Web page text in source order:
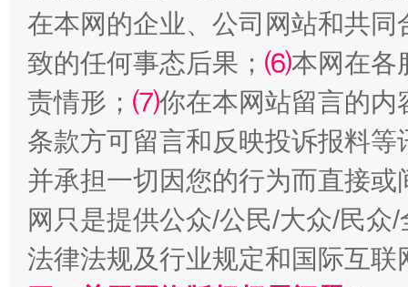
在本网的企业、公司网站和共
致的任何事态后果； ⑹本网在各
责情形； ⑺你在本网站留言的内
条款方可留言和反映投诉报料
并承担一切因您的行为而直接
网只是提供公众/公民/大众/民
法律法规及行业规定和国际互